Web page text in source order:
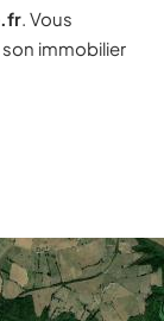
. Vous
immobilier